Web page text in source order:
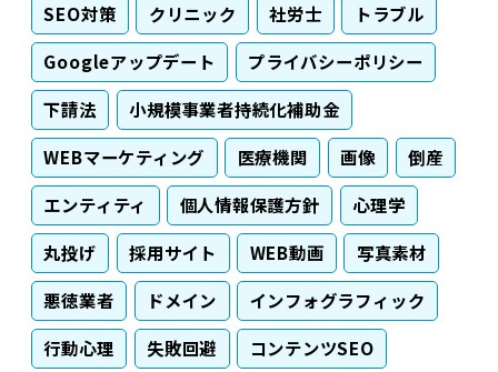
SEO対策
クリニック 社労士
トラブル
Googleアップデート
プライバシーポリシー
下請法
小規模事業者持続化補助金
WEBマーケティング
医療機関 画像
倒産
エンティティ
個人情報保護方針
心理学
丸投げ
採用サイト WEB動画
写真素材
悪徳業者
ドメイン
インフォグラフィック
行動心理
失敗回避
コンテンツSEO